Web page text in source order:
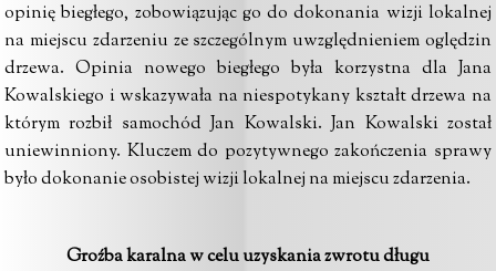
opinię biegłego, zobowiązując go do dokonania wizji lokalnej
na miejscu zdarzeniu ze szczególnym uwzględnieniem oględzin
drzewa. Opinia nowego biegłego była korzystna dla Jana
Kowalskiego i wskazywała na niespotykany kształt drzewa na
którym rozbił samochód Jan Kowalski. Jan Kowalski został
uniewinniony. Kluczem do pozytywnego zakończenia sprawy
było dokonanie osobistej wizji lokalnej na miejscu zdarzenia.
Groźba karalna w celu uzyskania zwrotu długu